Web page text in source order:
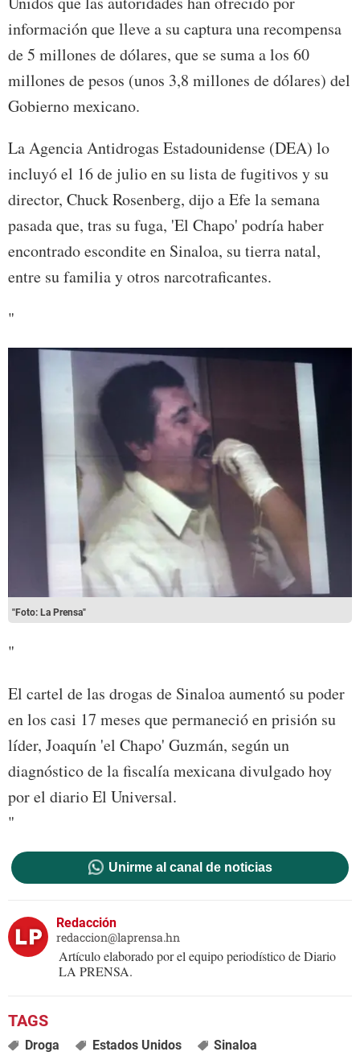
información que lleve a su captura una recompensa
de 5 millones de dólares, que se suma a los 60
millones de pesos (unos 3,8 millones de dólares) del
Gobierno mexicano.
La Agencia Antidrogas Estadounidense (DEA) lo
incluyó el 16 de julio en su lista de fugitivos y su
director, Chuck Rosenberg, dijo a Efe la semana
pasada que, tras su fuga, 'El Chapo' podría haber
encontrado escondite en Sinaloa, su tierra natal,
entre su familia y otros narcotraficantes.
"
"Foto: La Prensa"
"
El cartel de las drogas de Sinaloa aumentó su poder
en los casi 17 meses que permaneció en prisión su
líder, Joaquín 'el Chapo' Guzmán, según un
diagnóstico de la fiscalía mexicana divulgado hoy
por el diario El Universal.
"
Unirme al canal de noticias
Redacción
redaccion@laprensa.hn
Artículo elaborado por el equipo periodístico de Diario
LA PRENSA.
Droga Estados Unidos Sinaloa